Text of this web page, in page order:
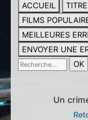
ACCUEIL TITRE
FILMS
MEILLEURES
ENVOYER UNE
Un